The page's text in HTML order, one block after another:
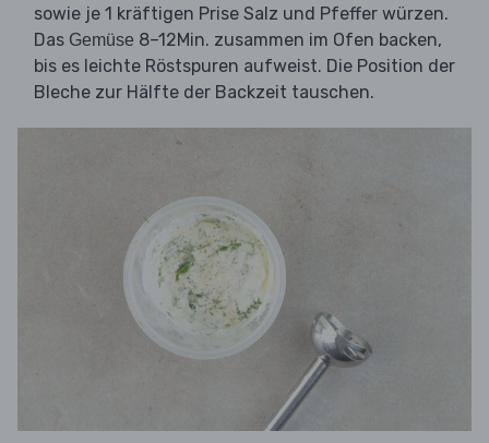
sowie je 1 kräftigen Prise Salz und Pfeffer würzen.
Das Gemüse 8–12Min. zusammen im Ofen backen,
bis es leichte Röstspuren aufweist. Die Position der
Bleche zur Hälfte der Backzeit tauschen.